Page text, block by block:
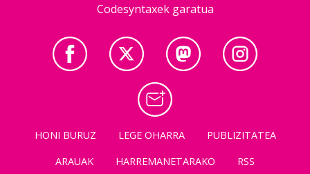
Codesyntaxek garatua
HONI BURUZ LEGE OHARRA
PUBLIZITATEA
ARAUAK
HARREMANETARAKO RSS